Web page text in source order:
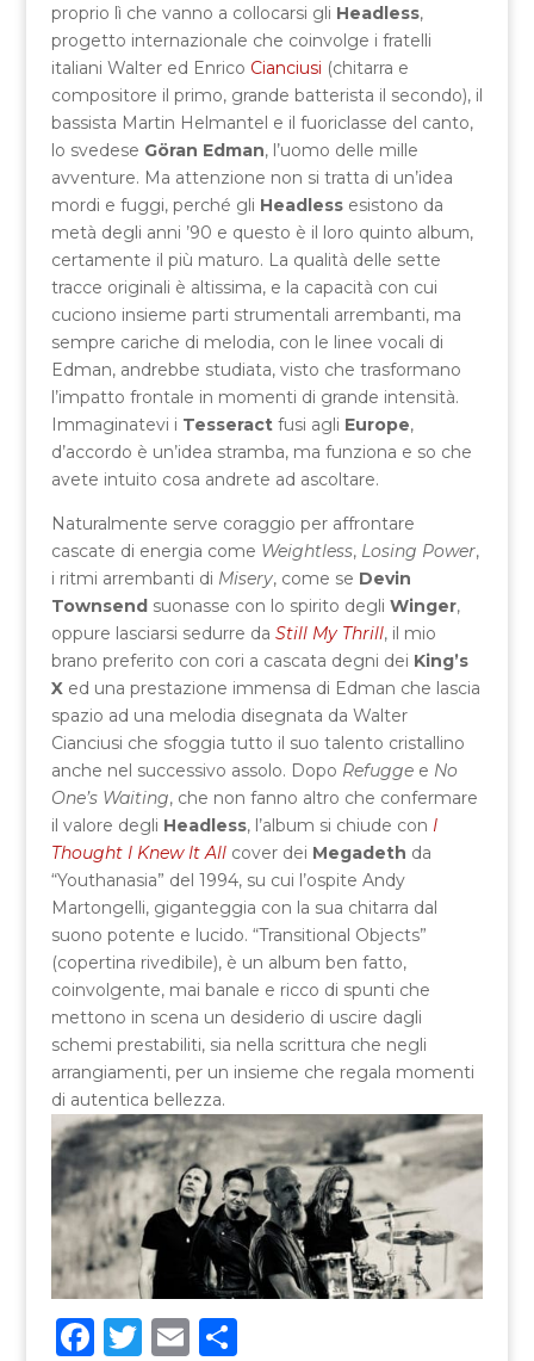
proprio lì che vanno a collocarsi gli Headless,
progetto internazionale che coinvolge i fratelli
italiani Walter ed Enrico Cianciusi (chitarra e
compositore il primo, grande batterista il secondo), il
bassista Martin Helmantel e il fuoriclasse del canto,
lo svedese Göran Edman, l’uomo delle mille
avventure. Ma attenzione non si tratta di un’idea
mordi e fuggi, perché gli Headlessesistono da
metà degli anni ’90 e questo è il loro quinto album,
certamente il più maturo. La qualità delle sette
tracce originali è altissima, e la capacità con cui
cuciono insieme parti strumentali arrembanti, ma
sempre cariche di melodia, con le linee vocali di
Edman, andrebbe studiata, visto che trasformano
l’impatto frontale in momenti di grande intensità.
Immaginatevi i Tesseractfusi agli Europe,
d’accordo è un’idea stramba, ma funziona e so che
avete intuito cosa andrete ad ascoltare.
Naturalmente serve coraggio per affrontare
cascate di energia come Weightless, Losing Power,
i ritmi arrembanti di Misery, come se Devin
Townsendsuonasse con lo spirito degli Winger,
oppure lasciarsi sedurre da Still My Thrill, il mio
brano preferito con cori a cascata degni dei King’s
Xed una prestazione immensa di Edman che lascia
spazio ad una melodia disegnata da Walter
Cianciusi che sfoggia tutto il suo talento cristallino
anche nel successivo assolo. Dopo Refuggee No
One’s Waiting, che non fanno altro che confermare
il valore degli Headless, l’album si chiude con I
Thought I Knew It Allcover dei Megadeth da
“Youthanasia” del 1994, su cui l’ospite Andy
Martongelli, giganteggia con la sua chitarra dal
suono potente e lucido. “Transitional Objects”
(copertina rivedibile), è un album ben fatto,
coinvolgente, mai banale e ricco di spunti che
mettono in scena un desiderio di uscire dagli
schemi prestabiliti, sia nella scrittura che negli
arrangiamenti, per un insieme che regala momenti
di autentica bellezza.
F T E C